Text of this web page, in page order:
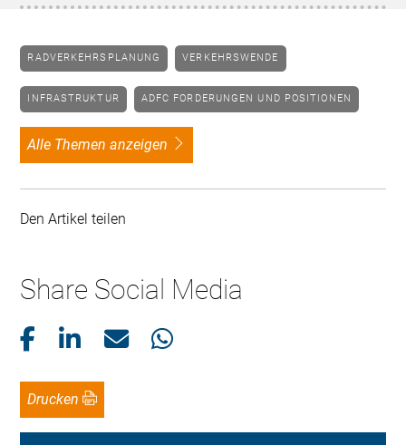
RADVERKEHRSPLANUNG VERKEHRSWENDE
INFRASTRUKTUR ADFC FORDERUNGEN UND POSITIONEN
alle Themen anzeigen
Den Artikel teilen
Share Social Media
Drucken